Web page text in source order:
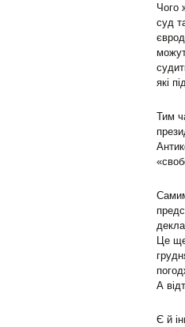
Чого
суд
які
Тим
Це
А
Є й